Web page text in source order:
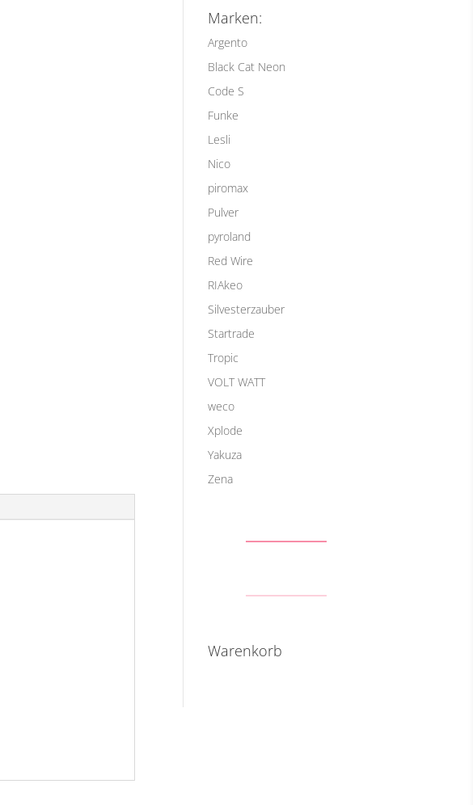
Marken:
Argento
Black Cat Neon
Code S
Funke
Lesli
Nico
piromax
Pulver
pyroland
Red Wire
RIAkeo
Silvesterzauber
Startrade
Tropic
VOLT WATT
weco
Xplode
Yakuza
Zena
Warenkorb